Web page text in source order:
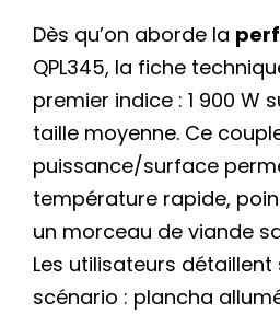
Dès qu’on aborde la
QPL345, la fiche
premier indice : 1 900 W
taille moyenne. Ce
puissance/surface
température rapide,
un morceau de viande
Les utilisateurs
scénario : plancha